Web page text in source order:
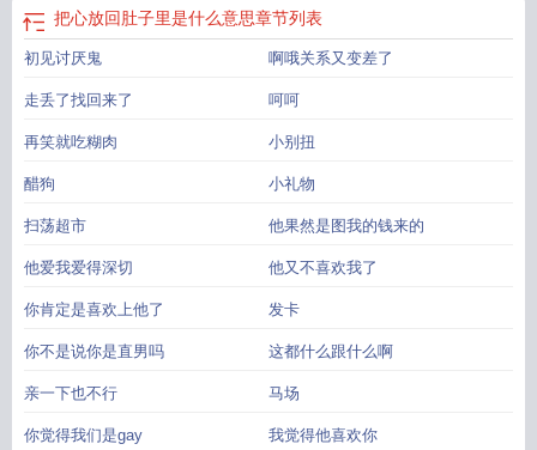
进肚子里意思 把心搁在肚子里把心放肚子里面什么意思
思把心放在肚子里啥意思把心放回肚子里把心放肚子里歇后语把心放进肚子
里的图片把心放肚子里的说说 把心放进肚子里会怎么样 把心放在肚子
进肚子里 心放进肚子里的含义解释
包把心放在肚子里吧 把心放肚子里是什么意思
什么意思
把心放肚子里意思
里面是什么意思
什么叫把心放肚子里把心放肚子里的意
语把心放在肚子里的说说 把心放肚子里什么意思把心放进肚子里吧
肚子里的意思
把心放回肚子里是什么意思章节列表
初见讨厌鬼 啊哦关系又变差了
走丢了找回来了 呵呵
再笑就吃糊肉 小别扭
醋狗 小礼物
扫荡超市 他果然是图我的钱来的
他爱我爱得深切 他又不喜欢我了
你肯定是喜欢上他了 发卡
你不是说你是直男吗 这都什么跟什么啊
亲一下也不行 马场
你觉得我们是gay 我觉得他喜欢你